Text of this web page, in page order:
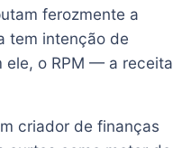
ferozmente a
tem intenção de
ele, o RPM — a receita
criador de finanças